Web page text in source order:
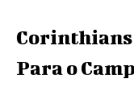
Para o